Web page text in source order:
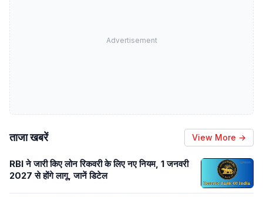
Advertisement
ताजा खबरें View More →
RBI ने जारी किए लोन रिकवरी के लिए नए नियम, 1 जनवरी
2027 से होंगे लागू, जानें डिटेल